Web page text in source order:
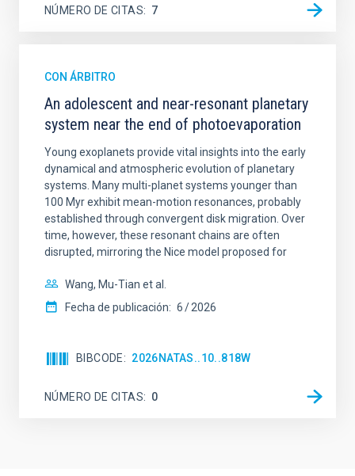
NÚMERO DE CITAS 7
CON ÁRBITRO
An adolescent and near-resonant planetary
system near the end of photoevaporation
Young exoplanets provide vital insights into the early
dynamical and atmospheric evolution of planetary
systems. Many multi-planet systems younger than
100 Myr exhibit mean-motion resonances, probably
established through convergent disk migration. Over
time, however, these resonant chains are often
disrupted, mirroring the Nice model proposed for
Wang, Mu-Tian et al.
Fecha de publicación: 6 2026
BIBCODE 2026NATAS..10..818W
NÚMERO DE CITAS 0